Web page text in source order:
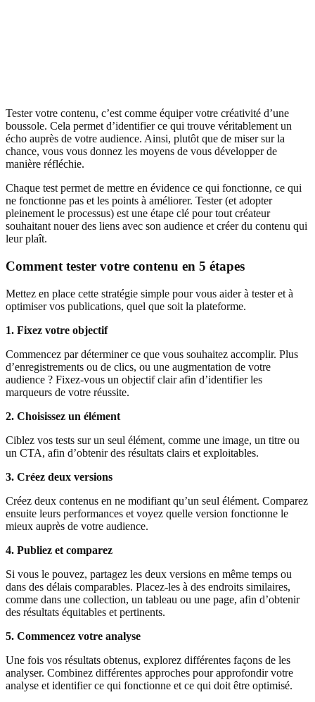
Tester votre contenu, c’est comme équiper votre créativité d’une
boussole. Cela permet d’identifier ce qui trouve véritablement un
écho auprès de votre audience. Ainsi, plutôt que de miser sur la
chance, vous vous donnez les moyens de vous développer de
manière réfléchie.
Chaque test permet de mettre en évidence ce qui fonctionne, ce qui
ne fonctionne pas et les points à améliorer. Tester (et adopter
pleinement le processus) est une étape clé pour tout créateur
souhaitant nouer des liens avec son audience et créer du contenu qui
leur plaît.
Comment tester votre contenu en 5 étapes
Mettez en place cette stratégie simple pour vous aider à tester et à
optimiser vos publications, quel que soit la plateforme.
1. Fixez votre objectif
Commencez par déterminer ce que vous souhaitez accomplir. Plus
d’enregistrements ou de clics, ou une augmentation de votre
audience ? Fixez-vous un objectif clair afin d’identifier les
marqueurs de votre réussite.
2. Choisissez un élément
Ciblez vos tests sur un seul élément, comme une image, un titre ou
un CTA, afin d’obtenir des résultats clairs et exploitables.
3. Créez deux versions
Créez deux contenus en ne modifiant qu’un seul élément. Comparez
ensuite leurs performances et voyez quelle version fonctionne le
mieux auprès de votre audience.
4. Publiez et comparez
Si vous le pouvez, partagez les deux versions en même temps ou
dans des délais comparables. Placez-les à des endroits similaires,
comme dans une collection, un tableau ou une page, afin d’obtenir
des résultats équitables et pertinents.
5. Commencez votre analyse
Une fois vos résultats obtenus, explorez différentes façons de les
analyser. Combinez différentes approches pour approfondir votre
analyse et identifier ce qui fonctionne et ce qui doit être optimisé.